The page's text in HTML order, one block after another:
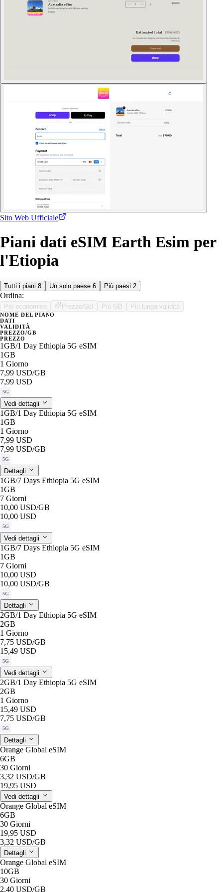
Sito Web Ufficiale
Piani dati eSIM Earth Esim per
l'Etiopia
Tutti i piani 8 Un solo paese 6 Più paesi 2
Ordina:
Più economico Prezzo/GB Più GB Più lunga validità
NOME DEL PIANO
DATI
VALIDITÀ
PREZZO/GB
PREZZO
1GB/1 Day Ethiopia 5G eSIM
1GB
1 Giorno
7,99 USD/GB
7,99 USD
5G
Vedi dettagli
1GB/1 Day Ethiopia 5G eSIM
1GB
1 Giorno
7,99 USD
7,99 USD/GB
5G
Dettagli
1GB/7 Days Ethiopia 5G eSIM
1GB
7 Giorni
10,00 USD/GB
10,00 USD
5G
Vedi dettagli
1GB/7 Days Ethiopia 5G eSIM
1GB
7 Giorni
10,00 USD
10,00 USD/GB
5G
Dettagli
2GB/1 Day Ethiopia 5G eSIM
2GB
1 Giorno
7,75 USD/GB
15,49 USD
5G
Vedi dettagli
2GB/1 Day Ethiopia 5G eSIM
2GB
1 Giorno
15,49 USD
7,75 USD/GB
5G
Dettagli
Orange Global eSIM
6GB
30 Giorni
3,32 USD/GB
19,95 USD
Vedi dettagli
Orange Global eSIM
6GB
30 Giorni
19,95 USD
3,32 USD/GB
Dettagli
Orange Global eSIM
10GB
30 Giorni
2,40 USD/GB